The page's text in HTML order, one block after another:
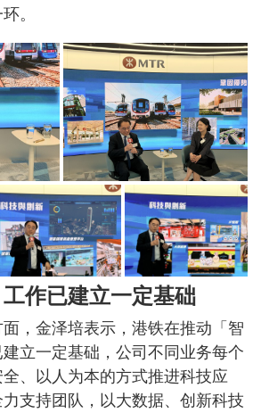
。
工作已建立一定基础
，金泽培表示，港铁在推动「智
立一定基础，公司不同业务每个
、以人为本的方式推进科技应
支持团队，以大数据、创新科技